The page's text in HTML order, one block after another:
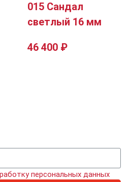
015 Сандал
светлый 16 мм
46 400 ₽
персональных данных